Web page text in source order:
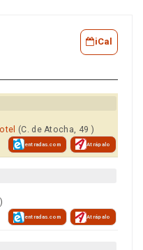
iCal
(C. de Atocha, 49 )
entradas.com Atrápalo
entradas.com Atrápalo